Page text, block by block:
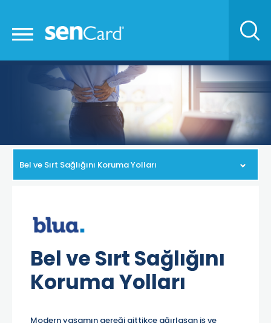
Bel ve Sırt Sağlığını Koruma Yolları
Bel ve Sırt Sağlığını
Koruma Yolları
Modern yaşamın gereği gittikçe ağırlaşan iş ve